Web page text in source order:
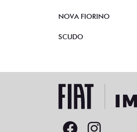
NOVA FIORINO
SCUDO